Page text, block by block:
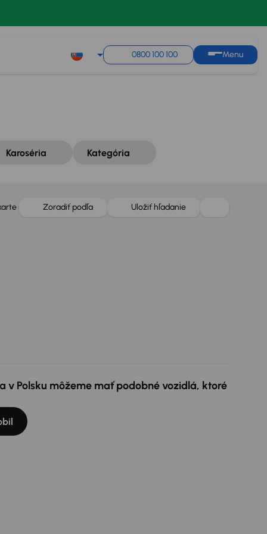
0800 100 100 Menu
Karoséria Kategória
Zoradiť podľa Uložiť hľadanie
v Polsku môžeme mať podobné vozidlá, ktoré